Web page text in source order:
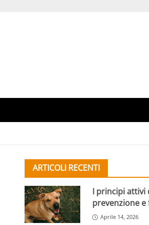
ARTICOLI RECENTI
I principi attivi
prevenzione
Aprile 14, 2026